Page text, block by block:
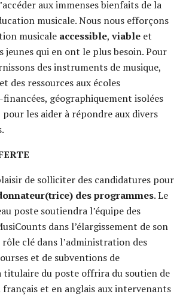
aux immenses bienfaits de la
musicale. Nous nous efforçons
musicale accessible, viable et
jeunes qui en ont le plus besoin. Pour
des instruments de musique,
des ressources aux écoles
financées, géographiquement isolées
pour les aider à répondre aux divers
de solliciter des candidatures pour
des programmes. Le
poste soutiendra l’équipe des
dans l’élargissement de son
clé dans l’administration des
et de subventions de
titulaire du poste offrira du soutien de
et en anglais aux intervenants